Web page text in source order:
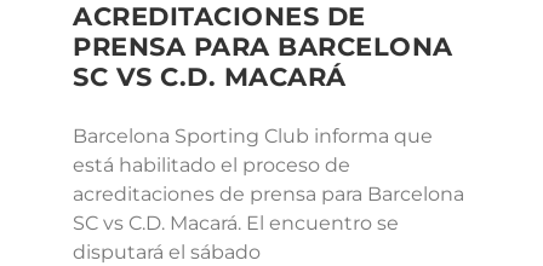
ACREDITACIONES DE
PRENSA PARA BARCELONA
SC VS C.D. MACARÁ
Barcelona Sporting Club informa que
está habilitado el proceso de
acreditaciones de prensa para Barcelona
SC vs C.D. Macará. El encuentro se
disputará el sábado